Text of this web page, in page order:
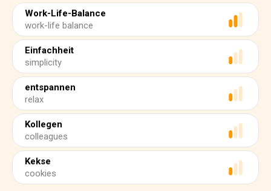
Work-Life-Balance
work-life balance
Einfachheit
simplicity
entspannen
relax
Kollegen
colleagues
Kekse
cookies